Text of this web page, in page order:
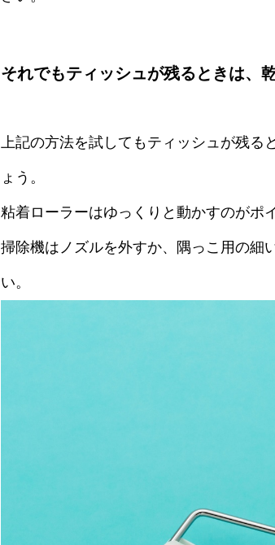
それでもティッシュが残るときは、
上記の方法を試してもティッシュが残る
ょう。
粘着ローラーはゆっくりと動かすのがポ
掃除機はノズルを外すか、隅っこ用の細
い。